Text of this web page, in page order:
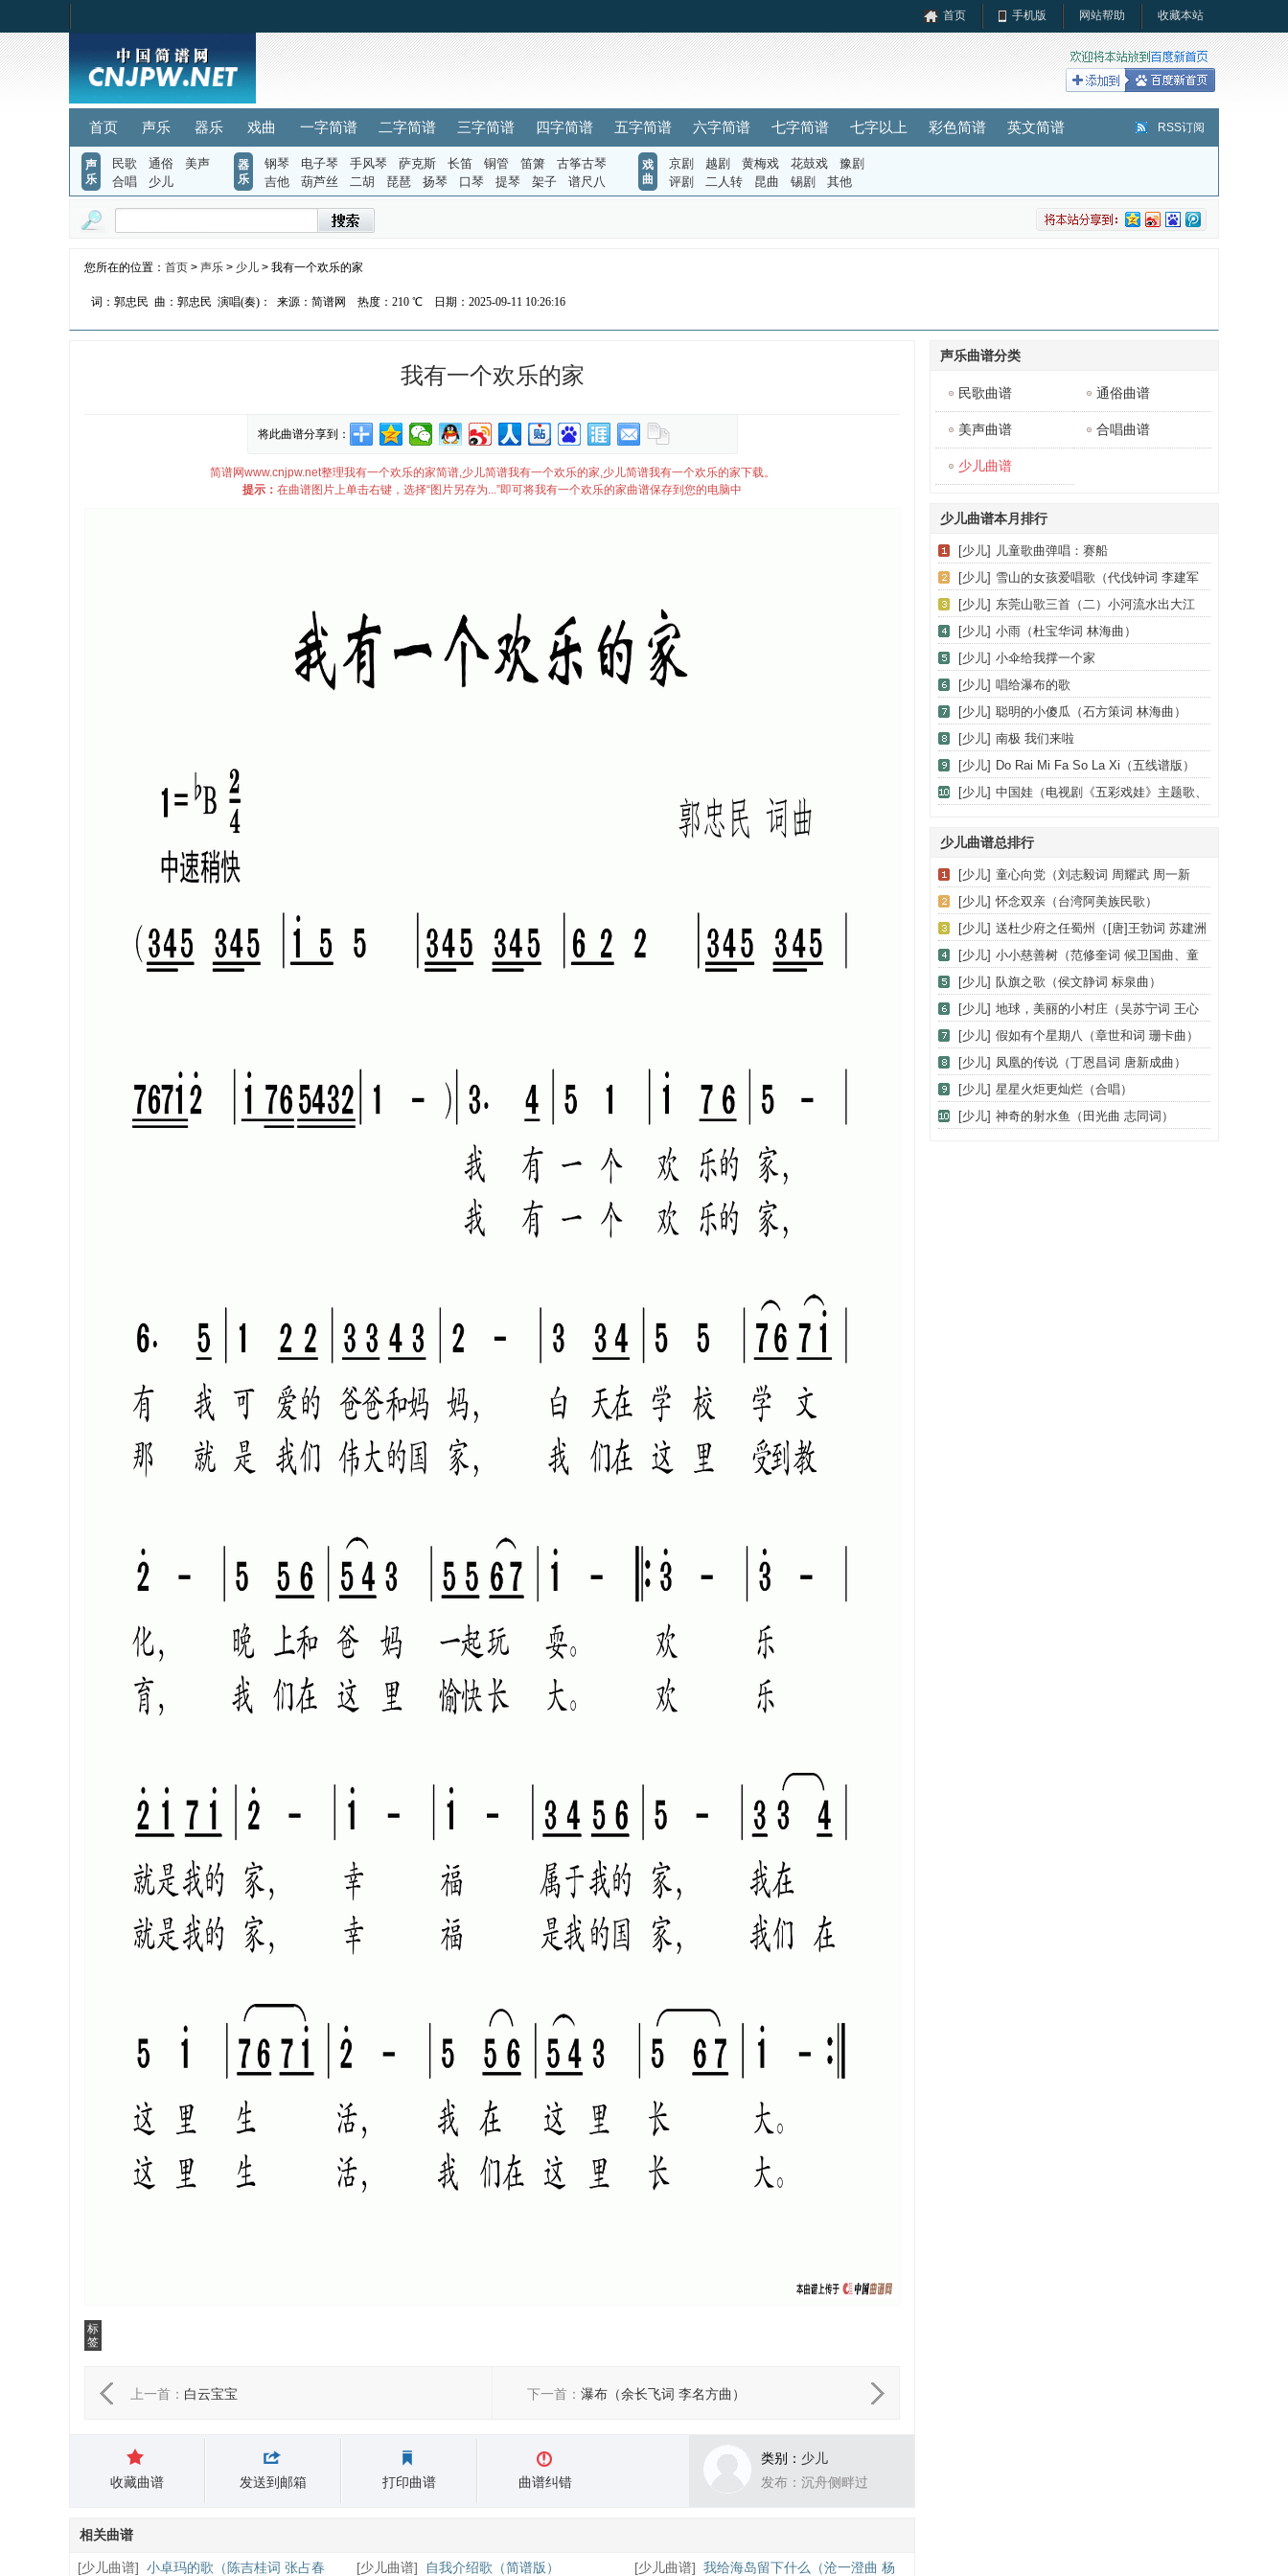
首页 手机版 网站帮助 收藏本站
首页 声乐 器乐 戏曲 一字简谱 二字简谱 三字简谱 四字简谱 五字简谱 六字简谱 七字简谱 七字以上 彩色简谱 英文简谱 RSS订阅
声
乐
民歌 通俗
美声
合唱
少儿
器
乐
钢琴 电子琴 手风琴 萨克斯 长笛 铜管 笛箫
古筝古琴
吉他
葫芦丝 二胡 琵琶 扬琴 口琴 提琴 架子 谱尺八
戏
曲
京剧 越剧 黄梅戏 花鼓戏
豫剧
评剧
二人转 昆曲 锡剧 其他
您所在的位置： 首页 > 声乐 > 少儿 > 我有一个欢乐的家
词：郭忠民 曲：郭忠民 演唱(奏)： 来源：简谱网 热度： 210 ℃ 日期：2025-09-11 10:26:16
我有一个欢乐的家
将此曲谱分享到：
简谱网www.cnjpw.net整理我有一个欢乐的家简谱,少儿简谱我有一个欢乐的家,少儿简谱我有一个欢乐的家下载。
提示： 在曲谱图片上单击右键，选择“图片另存为...”即可将我有一个欢乐的家曲谱保存到您的电脑中
标
签
上一首： 白云宝宝 下一首： 瀑布（余长飞词 李名方曲）
收藏曲谱 发送到邮箱 打印曲谱 曲谱纠错
类别： 少儿
发布：沉舟侧畔过
相关曲谱
[少儿曲谱] 小卓玛的歌（陈吉桂词 张占春 [少儿曲谱] 自我介绍歌（简谱版） [少儿曲谱] 我给海岛留下什么（沧一澄曲 杨
声乐曲谱分类
民歌曲谱 通俗曲谱
美声曲谱 合唱曲谱
少儿曲谱
少儿曲谱本月排行
[少儿] 儿童歌曲弹唱：赛船
[少儿] 雪山的女孩爱唱歌（代伐钟词 李建军
曲）
[少儿] 东莞山歌三首（二）小河流水出大江
（童声合唱、五线谱）
[少儿] 小雨（杜宝华词 林海曲）
[少儿] 小伞给我撑一个家
[少儿] 唱给瀑布的歌
[少儿] 聪明的小傻瓜（石方策词 林海曲）
[少儿] 南极 我们来啦
[少儿] Do Rai Mi Fa So La Xi（五线谱版）
[少儿] 中国娃（电视剧《五彩戏娃》主题歌、
少儿曲谱总排行
[少儿] 童心向党（刘志毅词 周耀武 周一新
曲）
[少儿] 怀念双亲（台湾阿美族民歌）
[少儿] 送杜少府之任蜀州（[唐]王勃词 苏建洲
曲）
[少儿] 小小慈善树（范修奎词 候卫国曲、童
谣版）
[少儿] 队旗之歌（侯文静词 标泉曲）
[少儿] 地球，美丽的小村庄（吴苏宁词 王心
清曲）
[少儿] 假如有个星期八（章世和词 珊卡曲）
[少儿] 凤凰的传说（丁恩昌词 唐新成曲）
[少儿] 星星火炬更灿烂（合唱）
[少儿] 神奇的射水鱼（田光曲 志同词）